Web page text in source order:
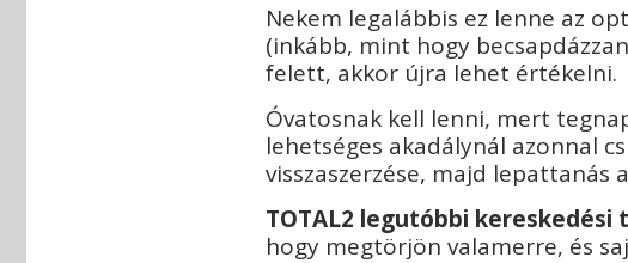
Nekem legalábbis ez lenne az
(inkább, mint hogy
felett, akkor újra lehet értékelni.
Óvatosnak kell lenni, mert
lehetséges akadálynál azonnal
visszaszerzése, majd
TOTAL2 legutóbbi kereskedési
hogy megtörjön valamerre, és